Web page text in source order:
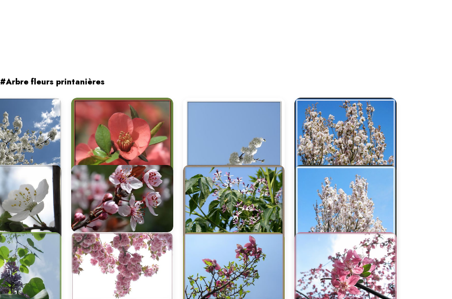
#Arbre fleurs printanières